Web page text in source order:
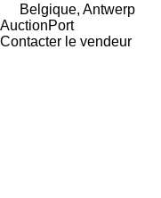
Belgique, Antwerp
AuctionPort
Contacter le vendeur